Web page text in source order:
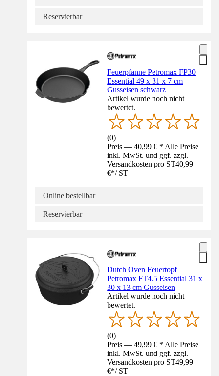
Reservierbar
Feuerpfanne Petromax FP30
Essential 49 x 31 x 7 cm
Gusseisen schwarz
Artikel wurde noch nicht
bewertet.
(0)
Preis — 40,99 € * Alle Preise
inkl. MwSt. und ggf. zzgl.
Versandkosten pro ST40,99
€*/ ST
Online bestellbar
Reservierbar
Dutch Oven Feuertopf
Petromax FT4.5 Essential 31 x
30 x 13 cm Gusseisen
Artikel wurde noch nicht
bewertet.
(0)
Preis — 49,99 € * Alle Preise
inkl. MwSt. und ggf. zzgl.
Versandkosten pro ST49,99
€*/ ST